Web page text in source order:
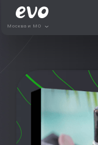
Москва и МО